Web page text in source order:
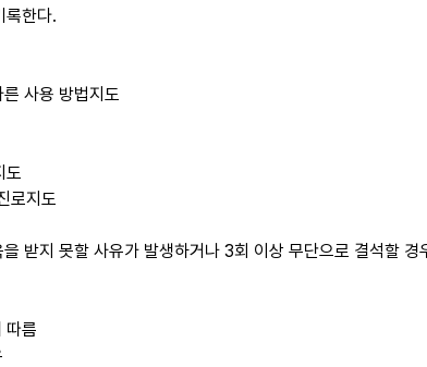
록한다.
사용 방법지도
도
로지도
받지 못할 사유가 발생하거나 3회 이상 무단으로 결석할
따름